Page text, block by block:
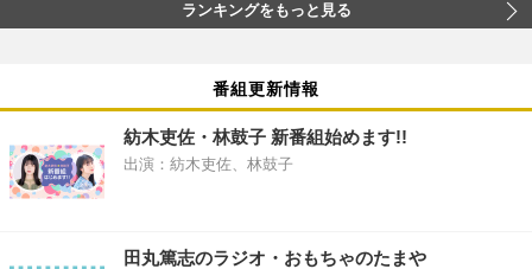
ランキングをもっと見る
番組更新情報
紡木吏佐・林鼓子 新番組始めます!!
出演：紡木吏佐、林鼓子
田丸篤志のラジオ・おもちゃのたまや